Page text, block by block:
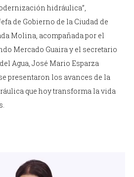
hidráulica”,
de Gobierno de la Ciudad de
Molina, acompañada por el
Mercado Guaira y el secretario
Agua, José Mario Esparza
presentaron los avances de la
que hoy transforma la vida